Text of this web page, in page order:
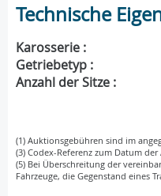
Technische
Karosserie :
Getriebetyp :
Anzahl der Sitze :
(1) Auktionsgebühren sind im
(3) Codex-Referenz zum Datum
(5) Bei Überschreitung der
Fahrzeuge, die Gegenstand eines